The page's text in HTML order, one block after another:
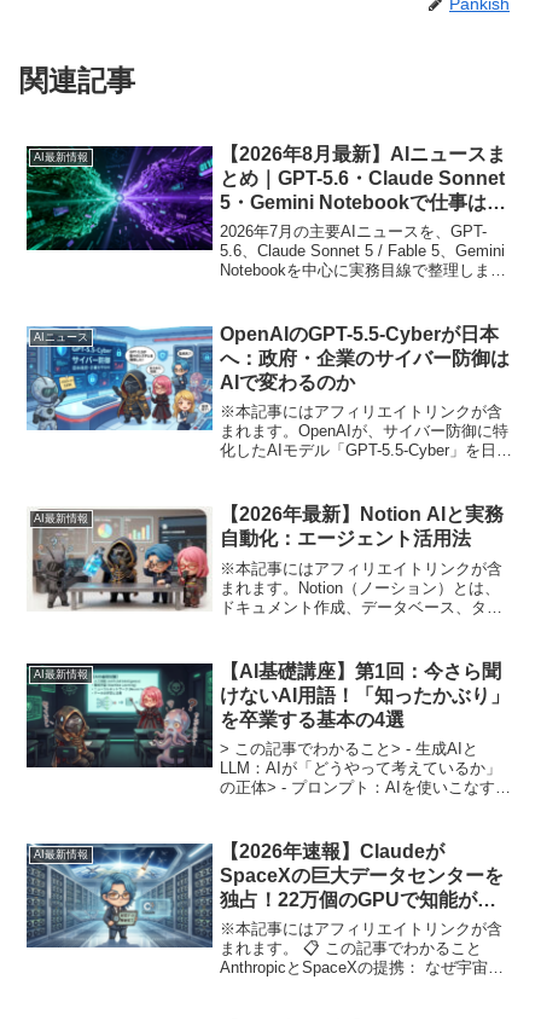
関連記事
AI最新情報
【2026年8月最新】AIニュースま
とめ｜GPT-5.6・Claude Sonnet
5・Gemini Notebookで仕事はど
う変わる？
2026年7月の主要AIニュースを、GPT-
5.6、Claude Sonnet 5 / Fable 5、Gemini
Notebookを中心に実務目線で整理しま
AIニュース
OpenAIのGPT-5.5-Cyberが日本
へ：政府・企業のサイバー防御は
AIで変わるのか
※本記事にはアフィリエイトリンクが含
まれます。OpenAIが、サイバー防御に特
化したAIモデル「GPT-5.5-Cyber」を日本
攻撃を広げる話ではなく、攻撃が高...
AI最新情報
【2026年最新】Notion AIと実務
自動化：エージェント活用法
※本記事にはアフィリエイトリンクが含
まれます。Notion（ノーション）とは、
ドキュメント作成、データベース、タス
ージェントによる業務自動化の中心プラ
ットフォ...
AI最新情報
【AI基礎講座】第1回：今さら聞
けないAI用語！「知ったかぶり」
を卒業する基本の4選
> この記事でわかること> - 生成AIと
LLM：AIが「どうやって考えているか」
の正体> - プロンプト：AIを使いこなすた
キーワード：生成AI / L...
AI最新情報
【2026年速報】Claudeが
SpaceXの巨大データセンターを
独占！22万個のGPUで知能が爆
発
※本記事にはアフィリエイトリンクが含
まれます。 📋 この記事でわかること
AnthropicとSpaceXの提携： なぜ宇宙開